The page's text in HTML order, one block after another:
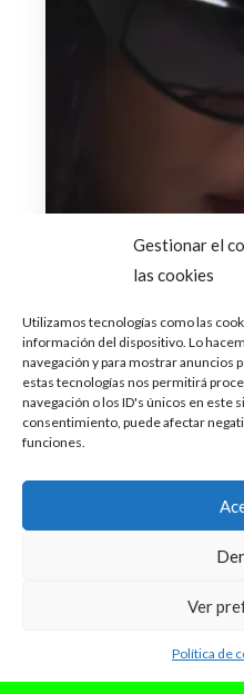
Gestionar el
las cookies
Utilizamos tecnologías como las
información del dispositivo. Lo
navegación y para mostrar anuncios
estas tecnologías nos permitirá
navegación o los ID's únicos en este
consentimiento, puede afectar
funciones.
Ver
Política de